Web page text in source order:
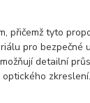
přičemž tyto
pro bezpečné
detailní
zkreslení.